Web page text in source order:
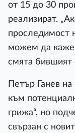
от 15 до 30
реализират.
проследимост
можем да
смята бившият
Петър Ганев на
към
грижа“, но
свързан с